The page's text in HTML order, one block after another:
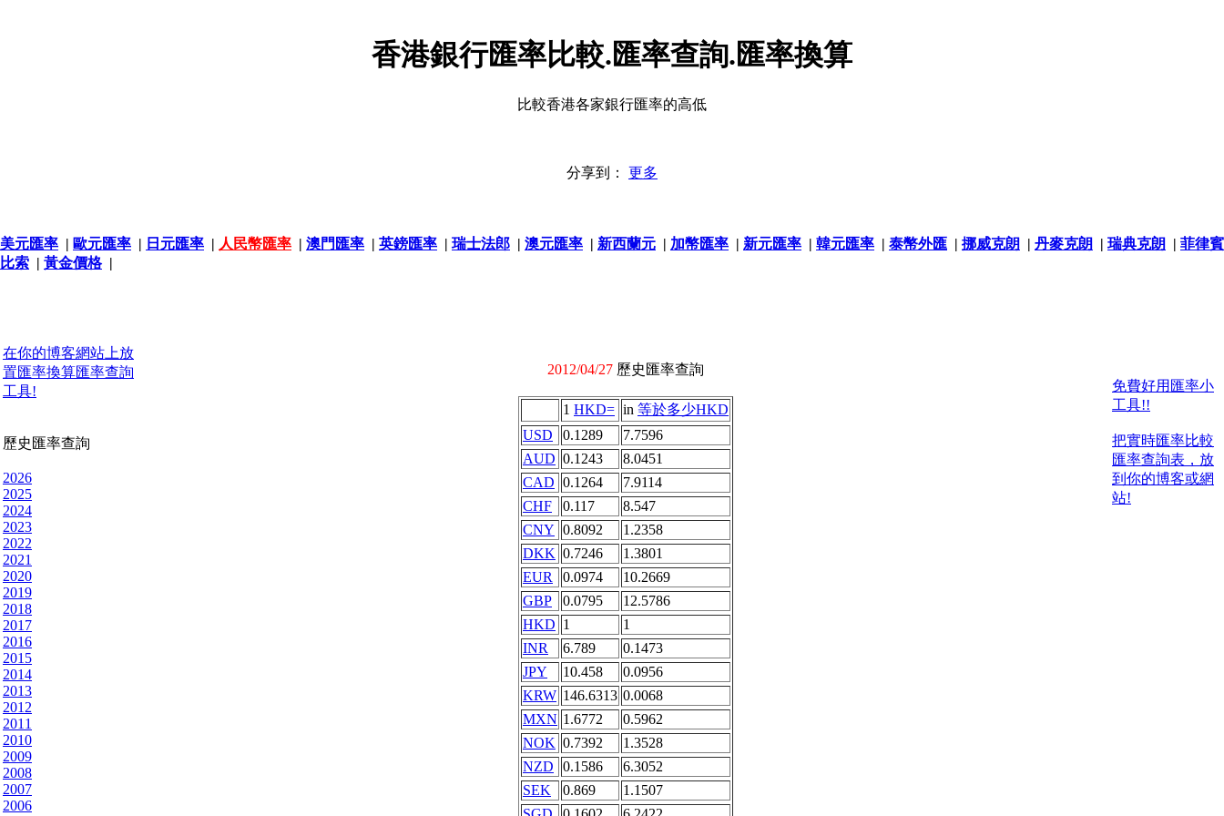
香港銀行匯率比較.匯率查詢.匯率換算
比較香港各家銀行匯率的高低
分享到： 更多
美元匯率 | 歐元匯率 | 日元匯率 | 人民幣匯率 | 澳門匯率 | 英鎊匯率 | 瑞士法郎 | 澳元匯率 | 新西蘭元 | 加幣匯率 | 新元匯率 | 韓元匯率 | 泰幣外匯 | 挪威克朗 | 丹麥克朗 | 瑞典克朗 | 菲律賓
比索 | 黃金價格|
在你的博客網站上放
置匯率換算匯率查詢
工具!
歷史匯率查詢
2026
2025
2024
2023
2022
2021
2020
2019
2018
2017
2016
2015
2014
2013
2012
2011
2010
2009
2008
2007
2006
2012/04/27 歷史匯率查詢
1 HKD= in 等於多少HKD
USD
0.1289
7.7596
AUD 0.1243
8.0451
CAD 0.1264
7.9114
CHF
0.117
8.547
CNY 0.8092
1.2358
DKK 0.7246
1.3801
EUR
0.0974
10.2669
GBP
0.0795
12.5786
HKD 1
1
INR
6.789
0.1473
JPY
10.458
0.0956
KRW 146.6313 0.0068
MXN 1.6772
0.5962
NOK 0.7392
1.3528
NZD
0.1586
6.3052
SEK
0.869
1.1507
免費好用匯率小
工具!!
把實時匯率比較
匯率查詢表，放
到你的博客或網
站!